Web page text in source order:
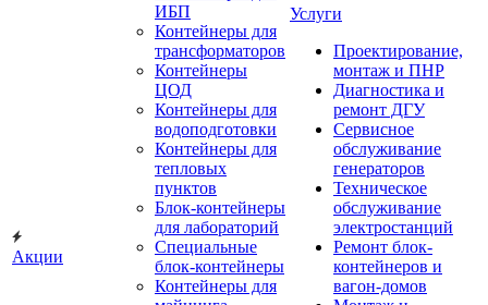
Акции
ИБП
Контейнеры для
трансформаторов
Контейнеры
ЦОД
Контейнеры для
водоподготовки
Контейнеры для
тепловых
пунктов
Блок-контейнеры
для лабораторий
Специальные
блок-контейнеры
Контейнеры для
Услуги
Проектирование,
монтаж и ПНР
Диагностика и
ремонт ДГУ
Сервисное
обслуживание
генераторов
Техническое
обслуживание
электростанций
Ремонт блок-
контейнеров и
вагон-домов